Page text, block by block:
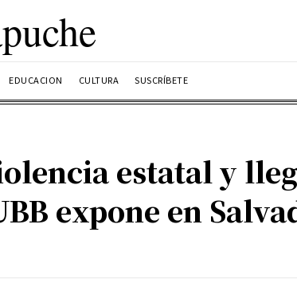
EDUCACION CULTURA SUSCRÍBETE
estatal y
expone en